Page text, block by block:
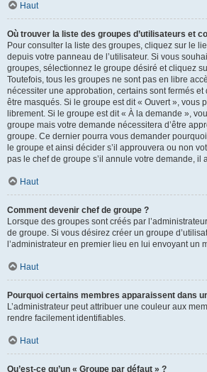
Haut
Où trouver la liste des groupes d’utilisateurs et
Pour consulter la liste des groupes, cliquez sur le
depuis votre panneau de l’utilisateur. Si vous
groupes, sélectionnez le groupe désiré et cliquez
Toutefois, tous les groupes ne sont pas en libre
nécessiter une approbation, certains sont fermés et
être masqués. Si le groupe est dit « Ouvert », vous
librement. Si le groupe est dit « À la demande »,
groupe mais votre demande nécessitera d’être
groupe. Ce dernier pourra vous demander
le groupe et ainsi décider s’il approuvera ou non
pas le chef de groupe s’il annule votre demande, il
Haut
Comment devenir chef de groupe ?
Lorsque des groupes sont créés par
de groupe. Si vous désirez créer un groupe
l’administrateur en premier lieu en lui envoyant un
Haut
Pourquoi certains membres apparaissent dans
L’administrateur peut attribuer une couleur aux
rendre facilement identifiables.
Haut
Qu’est-ce qu’un « Groupe par défaut » ?